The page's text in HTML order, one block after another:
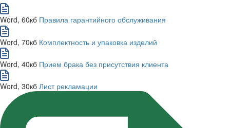
Word, 60кб Правила гарантийного обслуживания
Word, 70кб Комплектность и упаковка изделий
Word, 40кб Прием брака без присутствия клиента
Word, 30кб Лист рекламации